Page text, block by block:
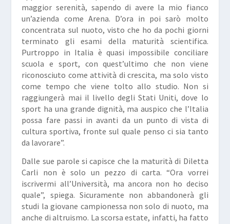
maggior serenità, sapendo di avere la mio fianco
un’azienda come Arena. D’ora in poi sarò molto
concentrata sul nuoto, visto che ho da pochi giorni
terminato gli esami della maturità scientifica.
Purtroppo in Italia è quasi impossibile conciliare
scuola e sport, con quest’ultimo che non viene
riconosciuto come attività di crescita, ma solo visto
come tempo che viene tolto allo studio. Non si
raggiungerà mai il livello degli Stati Uniti, dove lo
sport ha una grande dignità, ma auspico che l’Italia
possa fare passi in avanti da un punto di vista di
cultura sportiva, fronte sul quale penso ci sia tanto
da lavorare”.
Dalle sue parole si capisce che la maturità di Diletta
Carli non è solo un pezzo di carta. “Ora vorrei
iscrivermi all’Università, ma ancora non ho deciso
quale”, spiega. Sicuramente non abbandonerà gli
studi la giovane campionessa non solo di nuoto, ma
anche di altruismo. La scorsa estate, infatti, ha fatto